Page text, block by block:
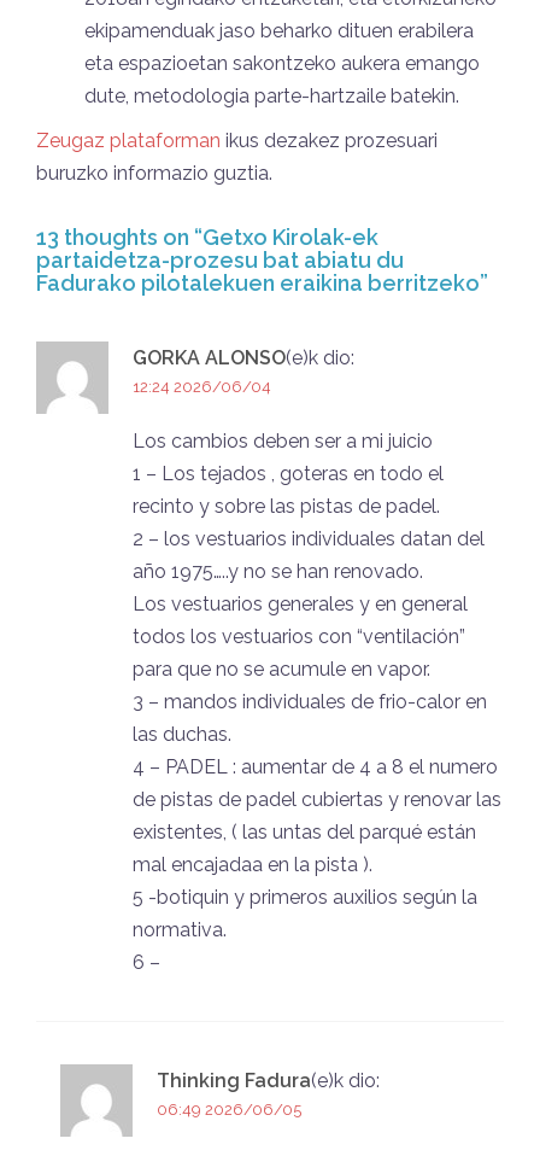
ekipamenduak jaso beharko dituen erabilera
eta espazioetan sakontzeko aukera emango
dute, metodologia parte-hartzaile batekin.
Zeugaz plataforman ikus dezakez prozesuari
buruzko informazio guztia.
13 thoughts on “Getxo Kirolak-ek
partaidetza-prozesu bat abiatu du
Fadurako pilotalekuen eraikina berritzeko”
GORKA ALONSO(e)k dio:
12:24 2026/06/04
Los cambios deben ser a mi juicio
1 – Los tejados , goteras en todo el
recinto y sobre las pistas de padel.
2 – los vestuarios individuales datan del
año 1975…..y no se han renovado.
Los vestuarios generales y en general
todos los vestuarios con “ventilación”
para que no se acumule en vapor.
3 – mandos individuales de frio-calor en
las duchas.
4 – PADEL : aumentar de 4 a 8 el numero
de pistas de padel cubiertas y renovar las
existentes, ( las untas del parqué están
mal encajadaa en la pista ).
5 -botiquin y primeros auxilios según la
normativa.
6 –
Thinking Fadura(e)k dio:
06:49 2026/06/05